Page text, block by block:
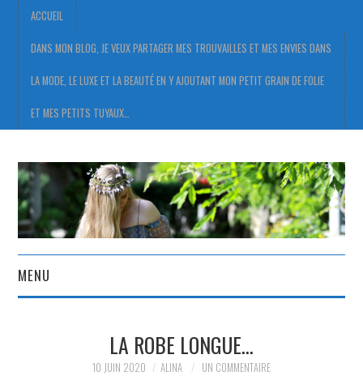
ACCUEIL
DANS MON BLOG, JE VEUX PARTAGER MES TROUVAILLES ET MES ENVIES DANS
LA MODE, LE LUXE ET LA BEAUTÉ EN Y AJOUTANT MON PETIT GRAIN DE FOLIE
ET MES PETITS TUYAUX…
MENU
DANS MON BLOG, JE VEUX
LA ROBE LONGUE…
10 JUIN 2020 ALINA UN COMMENTAIRE